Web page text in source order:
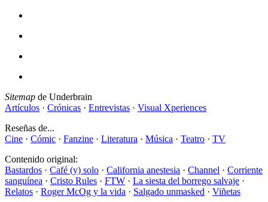
Sitemap de Underbrain
Artículos · Crónicas · Entrevistas · Visual Xperiences
Reseñas de...
Cine · Cómic · Fanzine · Literatura · Música · Teatro · TV
Contenido original:
Bastardos · Café (y) solo · California anestesia · Channel · Corriente
sanguínea · Cristo Rules · FTW · La siesta del borrego salvaje ·
Relatos · Roger McOg y la vida · Salgado unmasked · Viñetas